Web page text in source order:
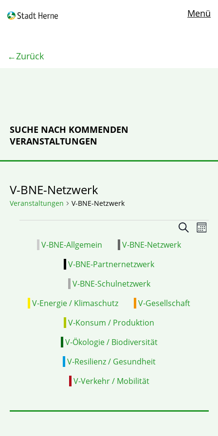
Zurück
Menü
SUCHE NACH KOMMENDEN
VERANSTALTUNGEN
V-BNE-Netzwerk
Veranstaltungen V-BNE-Netzwerk
und
Suche
V-BNE-Allgemein
V-BNE-Netzwerk
V-BNE-Partnernetzwerk
V-BNE-Schulnetzwerk
V-Energie / Klimaschutz
V-Gesellschaft
V-Konsum / Produktion
V-Ökologie / Biodiversität
V-Resilienz / Gesundheit
V-Verkehr / Mobilität